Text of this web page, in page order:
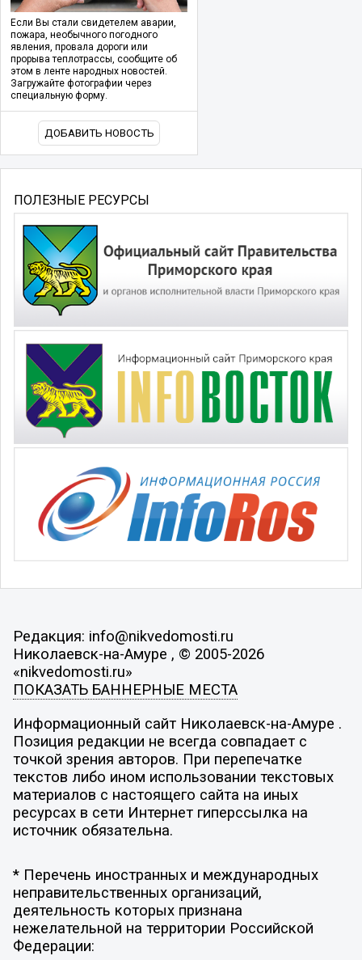
Если Вы стали свидетелем аварии,
пожара, необычного погодного
явления, провала дороги или
прорыва теплотрассы, сообщите об
этом в ленте народных новостей.
Загружайте фотографии через
специальную форму.
ДОБАВИТЬ НОВОСТЬ
ПОЛЕЗНЫЕ РЕСУРСЫ
Редакция: info@nikvedomosti.ru
Николаевск-на-Амуре , © 2005-2026
«nikvedomosti.ru»
ПОКАЗАТЬ БАННЕРНЫЕ МЕСТА
Информационный сайт Николаевск-на-Амуре .
Позиция редакции не всегда совпадает с
точкой зрения авторов. При перепечатке
текстов либо ином использовании текстовых
материалов с настоящего сайта на иных
ресурсах в сети Интернет гиперссылка на
источник обязательна.
* Перечень иностранных и международных
неправительственных организаций,
деятельность которых признана
нежелательной на территории Российской
Федерации: